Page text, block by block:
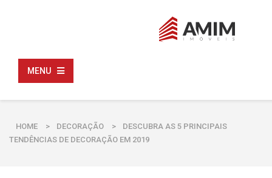
MENU
HOME > DECORAÇÃO >
DESCUBRA AS 5 PRINCIPAIS
TENDÊNCIAS DE DECORAÇÃO EM 2019